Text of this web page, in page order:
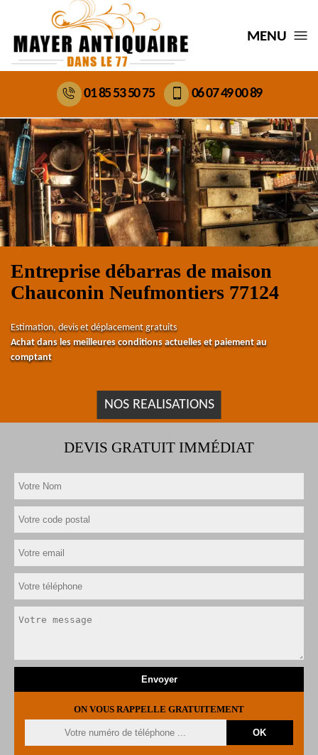
MENU
01 85 53 50 75 06 07 49 00 89
Entreprise débarras de maison
Chauconin Neufmontiers 77124
Estimation, devis et déplacement gratuits
Achat dans les meilleures conditions actuelles et paiement au
comptant
NOS REALISATIONS
DEVIS GRATUIT IMMÉDIAT
ON VOUS RAPPELLE GRATUITEMENT